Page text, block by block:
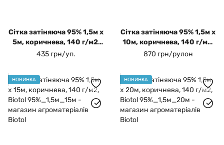
Сітка затіняюча 95% 1,5м х
5м, коричнева, 140 г/м2,
Biotol
435 грн/уп.
Сітка затіняюча 95% 1,5м х
10м, коричнева, 140 г/м2,
Biotol
870 грн/рулон
НОВИНКА НОВИНКА